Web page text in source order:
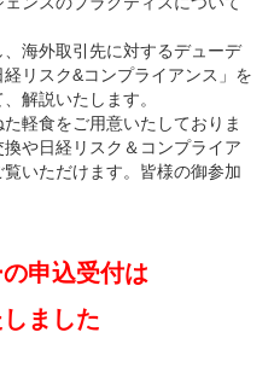
海外取引先に対するデューデ
リスク&コンプライアンス」を
解説いたします。
軽食をご用意いたしておりま
や日経リスク＆コンプライア
いただけます。皆様の御参加
申込受付は
ました